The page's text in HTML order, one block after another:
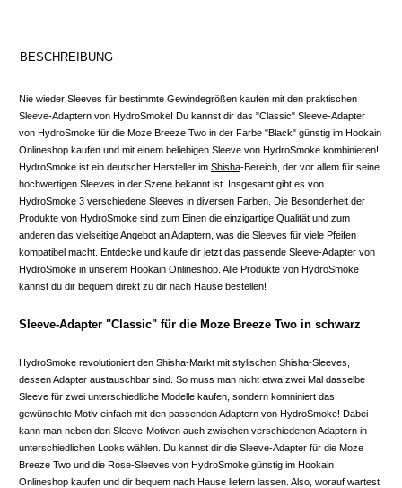
BESCHREIBUNG
Nie wieder Sleeves für bestimmte Gewindegrößen kaufen mit den praktischen
Sleeve-Adaptern von HydroSmoke! Du kannst dir das "Classic" Sleeve-Adapter
von HydroSmoke für die Moze Breeze Two in der Farbe "Black" günstig im Hookain
Onlineshop kaufen und mit einem beliebigen Sleeve von HydroSmoke kombinieren!
HydroSmoke ist ein deutscher Hersteller im Shisha-Bereich, der vor allem für seine
hochwertigen Sleeves in der Szene bekannt ist. Insgesamt gibt es von
HydroSmoke 3 verschiedene Sleeves in diversen Farben. Die Besonderheit der
Produkte von HydroSmoke sind zum Einen die einzigartige Qualität und zum
anderen das vielseitige Angebot an Adaptern, was die Sleeves für viele Pfeifen
kompatibel macht. Entdecke und kaufe dir jetzt das passende Sleeve-Adapter von
HydroSmoke in unserem Hookain Onlineshop. Alle Produkte von HydroSmoke
kannst du dir bequem direkt zu dir nach Hause bestellen!
Sleeve-Adapter "Classic" für die Moze Breeze Two in schwarz
HydroSmoke revolutioniert den Shisha-Markt mit stylischen Shisha-Sleeves,
dessen Adapter austauschbar sind. So muss man nicht etwa zwei Mal dasselbe
Sleeve für zwei unterschiedliche Modelle kaufen, sondern komniniert das
gewünschte Motiv einfach mit den passenden Adaptern von HydroSmoke! Dabei
kann man neben den Sleeve-Motiven auch zwischen verschiedenen Adaptern in
unterschiedlichen Looks wählen. Du kannst dir die Sleeve-Adapter für die Moze
Breeze Two und die Rose-Sleeves von HydroSmoke günstig im Hookain
Onlineshop kaufen und dir bequem nach Hause liefern lassen. Also, worauf wartest